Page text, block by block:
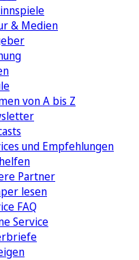
& Medien
von A bis Z
und Empfehlungen
Partner
lesen
FAQ
Service